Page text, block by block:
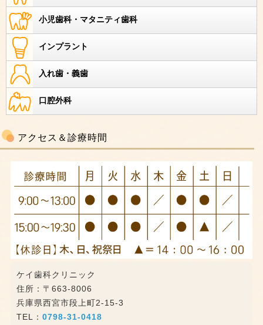
小児歯科・マタニティ歯科
インプラント
入れ歯・義歯
口腔外科
アクセス＆診療時間
ケイ歯科クリニック
住所：〒663-8006
兵庫県西宮市段上町2-15-3
TEL： 0798-31-0418